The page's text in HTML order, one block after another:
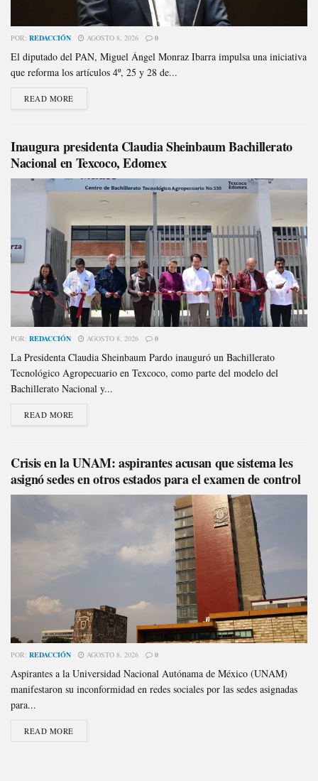
POR: REDACCIÓN AGOSTO 8, 2026 0
El diputado del PAN, Miguel Ángel Monraz Ibarra impulsa una iniciativa
que reforma los artículos 4º, 25 y 28 de...
READ MORE
Inaugura presidenta Claudia Sheinbaum Bachillerato
Nacional en Texcoco, Edomex
POR: REDACCIÓN AGOSTO 8, 2026 0
La Presidenta Claudia Sheinbaum Pardo inauguró un Bachillerato
Tecnológico Agropecuario en Texcoco, como parte del modelo del
Bachillerato Nacional y...
READ MORE
Crisis en la UNAM: aspirantes acusan que sistema les
asignó sedes en otros estados para el examen de control
POR: REDACCIÓN AGOSTO 8, 2026 0
Aspirantes a la Universidad Nacional Autónama de México (UNAM)
manifestaron su inconformidad en redes sociales por las sedes asignadas
para...
READ MORE